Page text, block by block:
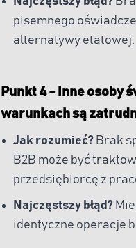
pisemnego
alternatywy etatowej.
Punkt 4 - Inne osoby
warunkach są
Jak rozumieć? Brak
B2B może być
przedsiębiorcę z
Najczęstszy błąd?
identyczne operacje